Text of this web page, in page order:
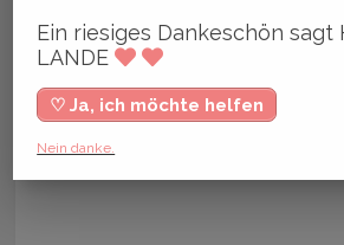
Ein riesiges Dankeschön sagt
LANDE
♡ Ja, ich möchte helfen
Nein danke.